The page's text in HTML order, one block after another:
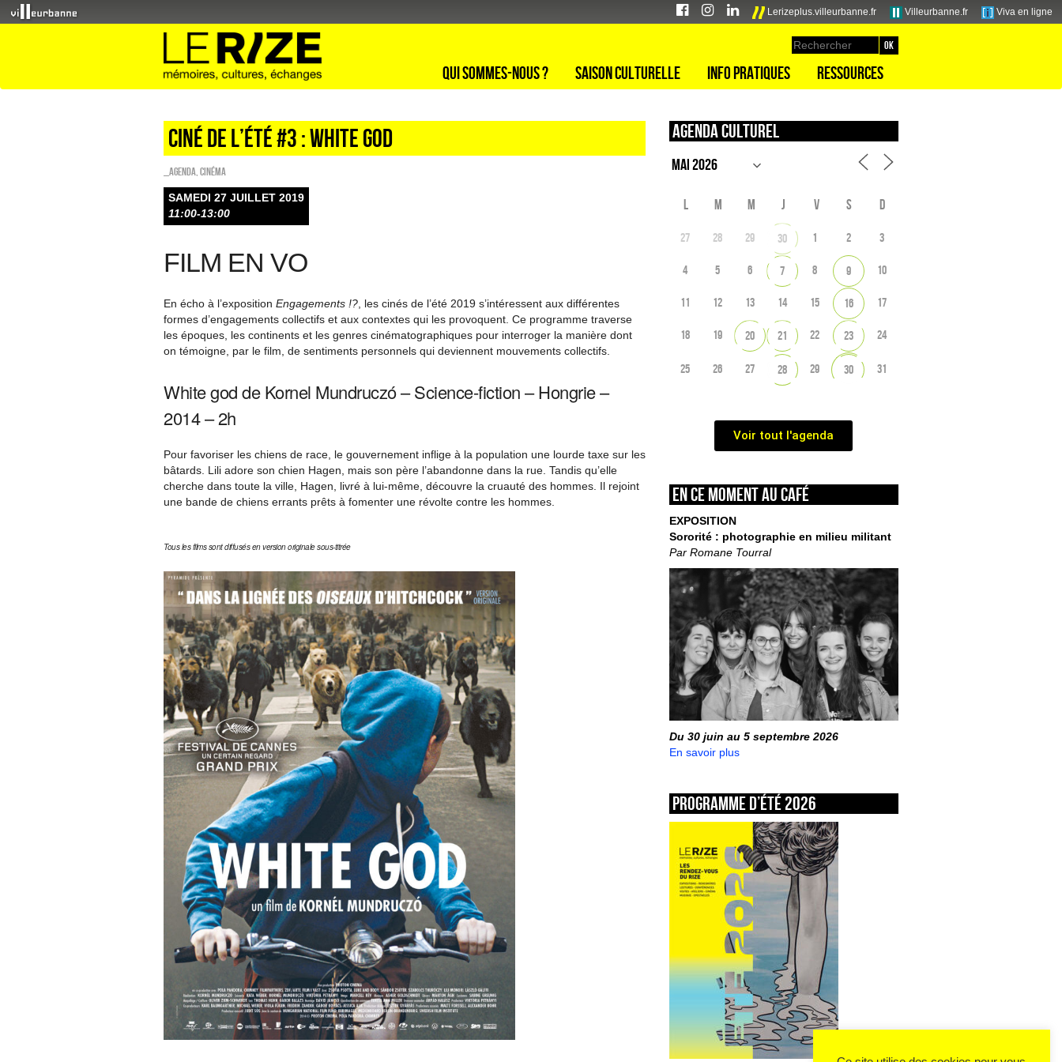
Lerizeplus.villeurbanne.fr Villeurbanne.fr Viva en ligne
Qui sommes-nous ? Saison culturelle Info pratiques Ressources
Ciné de l’été #3 : White God
_Agenda Cinéma
SAMEDI 27 JUILLET 2019
11:00-13:00
FILM EN VO
En écho à l’exposition Engagements !? , les cinés de l’été 2019 s’intéressent aux différentes
formes d’engagements collectifs et aux contextes qui les provoquent. Ce programme traverse
les époques, les continents et les genres cinématographiques pour interroger la manière dont
on témoigne, par le film, de sentiments personnels qui deviennent mouvements collectifs.
White god de Kornel Mundruczó – Science-fiction – Hongrie –
2014 – 2h
Pour favoriser les chiens de race, le gouvernement inflige à la population une lourde taxe sur les
bâtards. Lili adore son chien Hagen, mais son père l’abandonne dans la rue. Tandis qu’elle
cherche dans toute la ville, Hagen, livré à lui-même, découvre la cruauté des hommes. Il rejoint
une bande de chiens errants prêts à fomenter une révolte contre les hommes.
Tous les films sont diffusés en version originale sous-titrée
Agenda culturel
L M M J V S D
27 28 29 30 1 2 3
4 5 6 7 8 9 10
11 12 13 14 15 16 17
18 19 20 21 22 23 24
25 26 27 28 29 30 31
Voir tout l'agenda
En ce moment au café
EXPOSITION
Sororité : photographie en milieu militant
Par Romane Tourral
Du 30 juin au 5 septembre 2026
En savoir plus
Programme d’été 2026